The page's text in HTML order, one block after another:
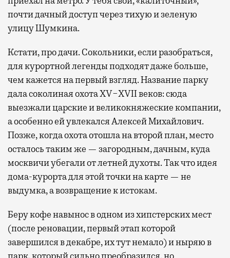
почти дачный доступ через тихую и зеленую
улицу Шумкина.
Кстати, про дачи. Сокольники, если разобраться,
для курортной легенды подходят даже больше,
чем кажется на первый взгляд. Название парку
дала соколиная охота XV−XVII веков: сюда
выезжали царские и великокняжеские компании,
а особенно ей увлекался Алексей Михайлович.
Позже, когда охота отошла на второй план, место
осталось таким же — загородным, дачным, куда
москвичи убегали от летней духоты. Так что идея
дома-курорта для этой точки на карте — не
выдумка, а возвращение к истокам.
Беру кофе навынос в одном из хипстерских мест
(после реновации, первый этап которой
завершился в декабре, их тут немало) и ныряю в